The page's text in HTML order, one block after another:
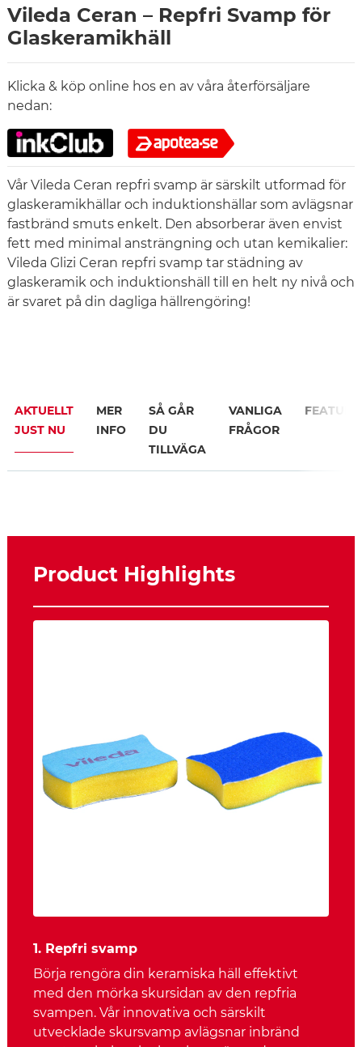
Vileda Ceran – Repfri Svamp för
Glaskeramikhäll
Klicka & köp online hos en av våra återförsäljare
nedan:
Vår Vileda Ceran repfri svamp är särskilt utformad för
glaskeramikhällar och induktionshällar som avlägsnar
fastbränd smuts enkelt. Den absorberar även envist
fett med minimal ansträngning och utan kemikalier:
Vileda Glizi Ceran repfri svamp tar städning av
glaskeramik och induktionshäll till en helt ny nivå och
är svaret på din dagliga hällrengöring!
AKTUELLT
JUST NU
MER
INFO
SÅ GÅR
DU
TILLVÄGA
VANLIGA
FRÅGOR
Product Highlights
1. Repfri svamp
Börja rengöra din keramiska häll effektivt
med den mörka skursidan av den repfria
svampen. Vår innovativa och särskilt
utvecklade skursvamp avlägsnar inbränd